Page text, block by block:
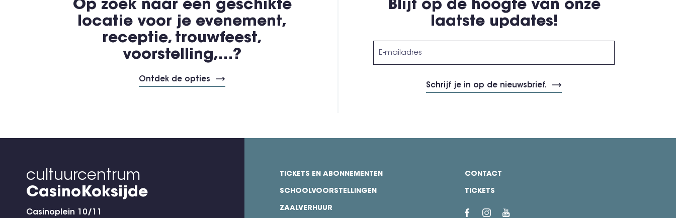
Op zoek naar een geschikte
locatie voor je evenement,
receptie, trouwfeest,
voorstelling,…?
Ontdek de opties
Blijf op de hoogte van onze
laatste updates!
cultuurcentrum
CasinoKoksijde
Casinoplein 10/11
footer
TICKETS EN ABONNEMENTEN
SCHOOLVOORSTELLINGEN
ZAALVERHUUR
CONTACT
TICKETS